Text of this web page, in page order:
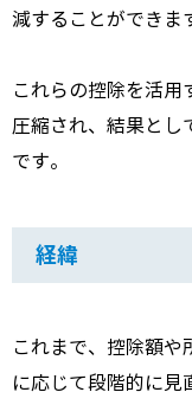
減することができま
これらの控除を活用
圧縮され、結果とし
です。
経緯
これまで、控除額や
に応じて段階的に見